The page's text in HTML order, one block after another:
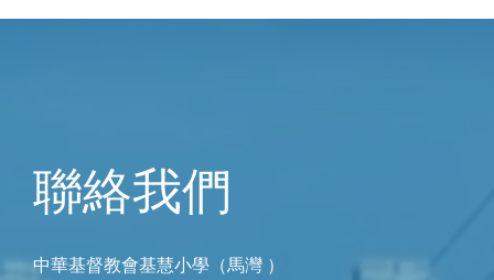
聯絡我們
中華基督教會基慧小學（馬灣 ）